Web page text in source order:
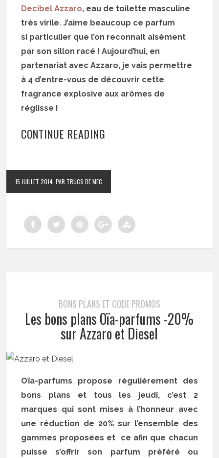
Decibel Azzaro, eau de toilette masculine
très virile. J’aime beaucoup ce parfum
si particulier que l’on reconnait aisément
par son sillon racé ! Aujourd’hui, en
partenariat avec Azzaro, je vais permettre
à 4 d’entre-vous de découvrir cette
fragrance explosive aux arômes de
réglisse !
CONTINUE READING
15 JUILLET 2014 PAR TRUCS DE MEC
BONS PLANS ET CODE PROMOS
Les bons plans Oïa-parfums -20%
sur Azzaro et Diesel
Oïa-parfums propose régulièrement des
bons plans et tous les jeudi, c’est 2
marques qui sont mises à l’honneur avec
une réduction de 20% sur l’ensemble des
gammes proposées et ce afin que chacun
puisse s’offrir son parfum préféré ou